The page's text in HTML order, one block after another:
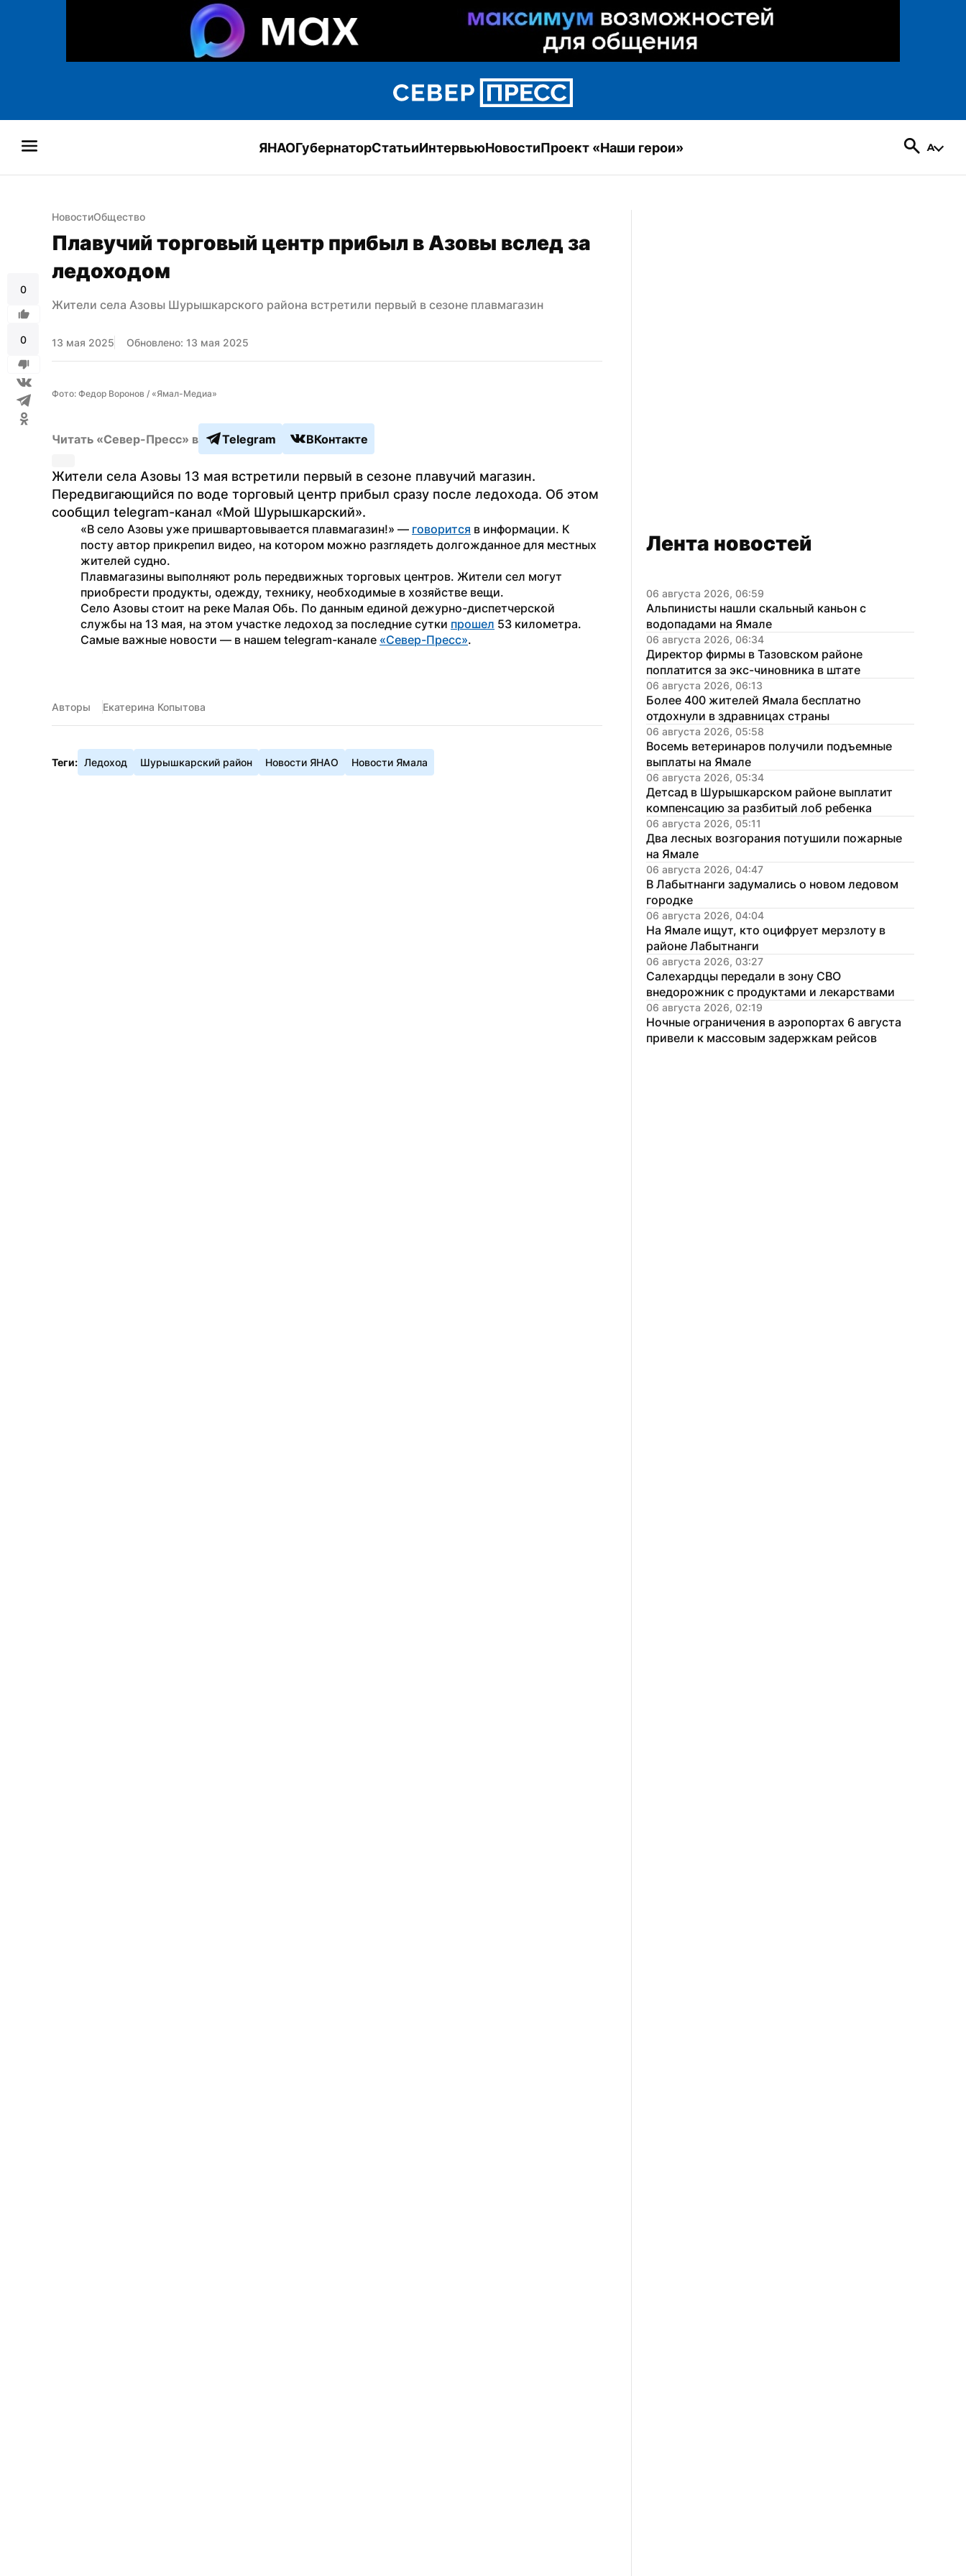
ЯНАОГубернаторСтатьиИнтервьюНовостиПроект «Наши герои»
0
0
НовостиОбщество
Плавучий торговый центр прибыл в Азовы вслед за
ледоходом
Жители села Азовы Шурышкарского района встретили первый в сезоне плавмагазин
13 мая 2025 Обновлено: 13 мая 2025
Фото: Федор Воронов / «Ямал-Медиа»
Читать «Север-Пресс» в Telegram ВКонтакте
Жители села Азовы 13 мая встретили первый в сезоне плавучий магазин.
Передвигающийся по воде торговый центр прибыл сразу после ледохода. Об этом
сообщил telegram-канал «Мой Шурышкарский».
«В село Азовы уже пришвартовывается плавмагазин!» — говорится в информации. К
посту автор прикрепил видео, на котором можно разглядеть долгожданное для местных
жителей судно.
Плавмагазины выполняют роль передвижных торговых центров. Жители сел могут
приобрести продукты, одежду, технику, необходимые в хозяйстве вещи.
Село Азовы стоит на реке Малая Обь. По данным единой дежурно-диспетчерской
службы на 13 мая, на этом участке ледоход за последние сутки прошел 53 километра.
Самые важные новости — в нашем telegram-канале «Север-Пресс».
Авторы Екатерина Копытова
Теги: Ледоход Шурышкарский район Новости ЯНАО Новости Ямала
Лента новостей
06 августа 2026, 06:59
Альпинисты нашли скальный каньон с
водопадами на Ямале
06 августа 2026, 06:34
Директор фирмы в Тазовском районе
поплатится за экс-чиновника в штате
06 августа 2026, 06:13
Более 400 жителей Ямала бесплатно
отдохнули в здравницах страны
06 августа 2026, 05:58
Восемь ветеринаров получили подъемные
выплаты на Ямале
06 августа 2026, 05:34
Детсад в Шурышкарском районе выплатит
компенсацию за разбитый лоб ребенка
06 августа 2026, 05:11
Два лесных возгорания потушили пожарные
на Ямале
06 августа 2026, 04:47
В Лабытнанги задумались о новом ледовом
городке
06 августа 2026, 04:04
На Ямале ищут, кто оцифрует мерзлоту в
районе Лабытнанги
06 августа 2026, 03:27
Салехардцы передали в зону СВО
внедорожник с продуктами и лекарствами
06 августа 2026, 02:19
Ночные ограничения в аэропортах 6 августа
привели к массовым задержкам рейсов